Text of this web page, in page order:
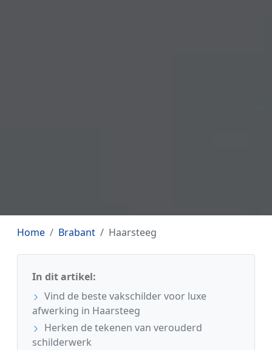
Home Brabant Haarsteeg
In dit artikel:
Vind de beste vakschilder voor luxe
afwerking in Haarsteeg
Herken de tekenen van verouderd
schilderwerk